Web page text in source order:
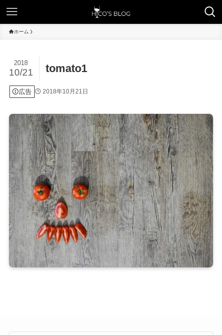
ホーム
tomato1
2018
10/21
広告 2018年10月21日